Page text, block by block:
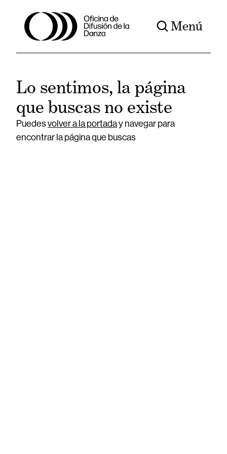
Menú
Lo sentimos, la página
que buscas no existe
Puedesvolver a la portaday navegar para
encontrar la página que buscas